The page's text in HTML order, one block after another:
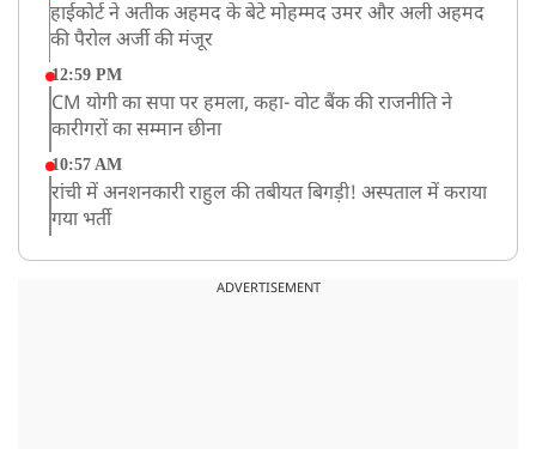
हाईकोर्ट ने अतीक अहमद के बेटे मोहम्मद उमर और अली अहमद
की पैरोल अर्जी की मंजूर
12:59 PM
CM योगी का सपा पर हमला, कहा- वोट बैंक की राजनीति ने
कारीगरों का सम्मान छीना
10:57 AM
रांची में अनशनकारी राहुल की तबीयत बिगड़ी! अस्पताल में कराया
गया भर्ती
CBI का बड़ा खुलासा, NTA के एक्सपर्ट्स ने ही लीक कराया
ADVERTISEMENT